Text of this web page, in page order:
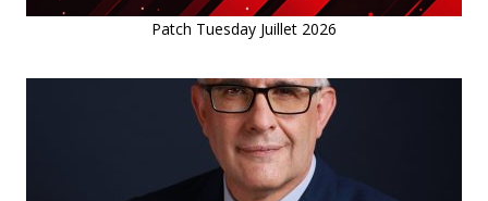
Patch Tuesday Juillet 2026